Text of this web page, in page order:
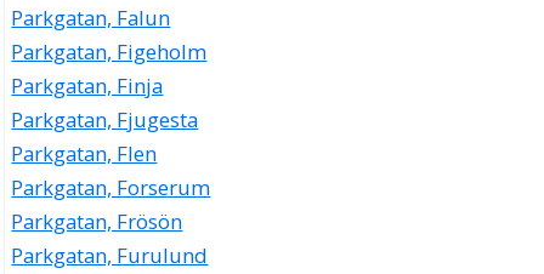
Parkgatan, Falun
Parkgatan, Figeholm
Parkgatan, Finja
Parkgatan, Fjugesta
Parkgatan, Flen
Parkgatan, Forserum
Parkgatan, Frösön
Parkgatan, Furulund